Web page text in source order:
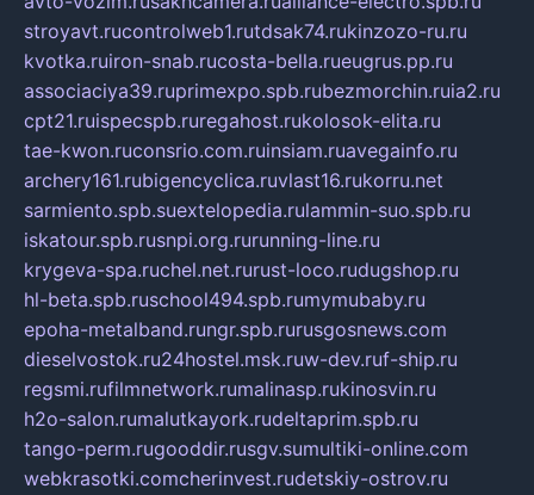
stroyavt.rucontrolweb1.rutdsak74.rukinzozo-ru.ru
kvotka.ruiron-snab.rucosta-bella.rueugrus.pp.ru
associaciya39.ruprimexpo.spb.rubezmorchin.ruia2.ru
cpt21.ruispecspb.ruregahost.rukolosok-elita.ru
tae-kwon.ruconsrio.com.ruinsiam.ruavegainfo.ru
archery161.rubigencyclica.ruvlast16.rukorru.net
sarmiento.spb.suextelopedia.rulammin-suo.spb.ru
iskatour.spb.rusnpi.org.rurunning-line.ru
krygeva-spa.ruchel.net.rurust-loco.rudugshop.ru
hl-beta.spb.ruschool494.spb.rumymubaby.ru
epoha-metalband.rungr.spb.rurusgosnews.com
dieselvostok.ru24hostel.msk.ruw-dev.ruf-ship.ru
regsmi.rufilmnetwork.rumalinasp.rukinosvin.ru
h2o-salon.rumalutkayork.rudeltaprim.spb.ru
tango-perm.rugooddir.rusgv.sumultiki-online.com
webkrasotki.comcherinvest.rudetskiy-ostrov.ru